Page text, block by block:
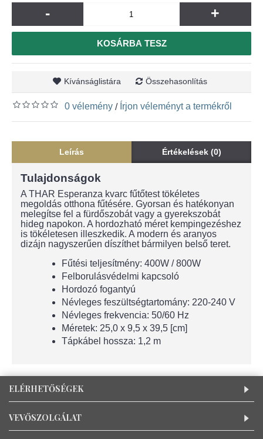
- +
KOSÁRBA TESZ
Kívánságlistára Összehasonlítás
0 vélemény / Írjon véleményt a termékről
Leírás Értékelések (0)
Tulajdonságok
A THAR Esperanza kvarc fűtőtest tökéletes
megoldás otthona fűtésére. Gyorsan és hatékonyan
melegítse fel a fürdőszobát vagy a gyerekszobát
hideg napokon. A hordozható méret kempingezéshez
is tökéletesen illeszkedik. A modern és aranyos
dizájn nagyszerűen díszíthet bármilyen belső teret.
Fűtési teljesítmény: 400W / 800W
Felborulásvédelmi kapcsoló
Hordozó fogantyú
Névleges feszültségtartomány: 220-240 V
Névleges frekvencia: 50/60 Hz
Méretek: 25,0 x 9,5 x 39,5 [cm]
Tápkábel hossza: 1,2 m
ELÉRHETŐSÉGEK
VEVŐSZOLGÁLAT